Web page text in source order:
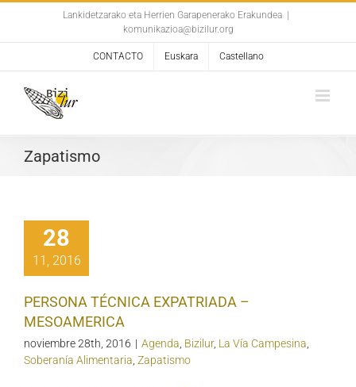
Lankidetzarako eta Herrien Garapenerako Erakundea
komunikazioa@bizilur.org
CONTACTO Euskara Castellano
Zapatismo
28
11, 2016
PERSONA TÉCNICA EXPATRIADA –
MESOAMERICA
noviembre 28th, 2016 | Agenda, Bizilur, La Vía Campesina,
Soberanía Alimentaria, Zapatismo